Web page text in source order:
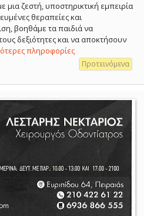
μια ζεστή, υποστηρικτική εμπειρία
θεραπείες και
βοηθάμε τα παιδιά να
δεξιότητες και να αποκτήσουν
πληροφορίες
Προτεινόμενα